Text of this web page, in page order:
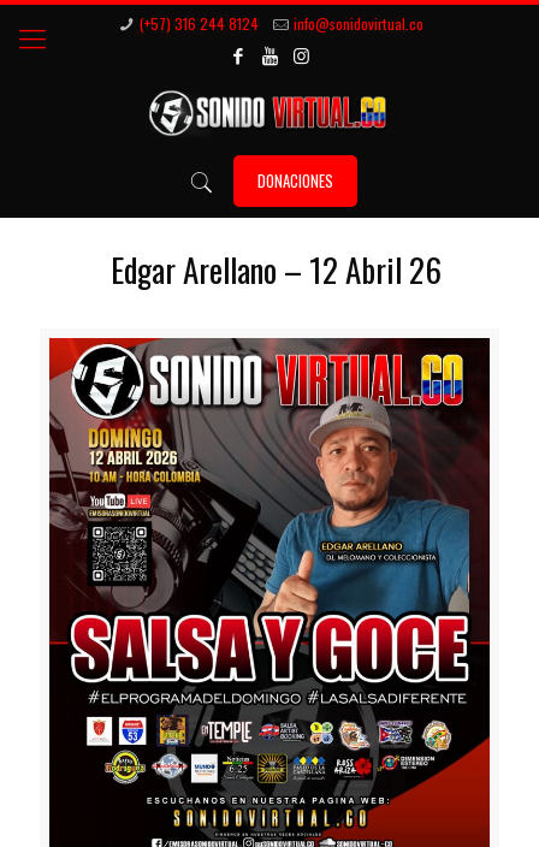
(+57) 316 244 8124 info@sonidovirtual.co
DONACIONES
Edgar Arellano – 12 Abril 26